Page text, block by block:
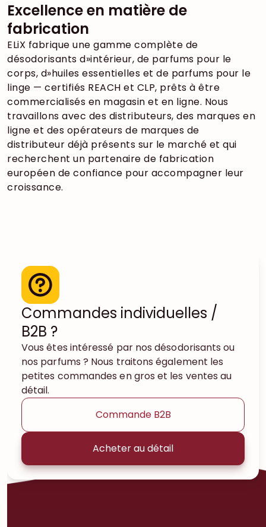
Excellence en matière de
fabrication
ELiX fabrique une gamme complète de
désodorisants d»intérieur, de parfums pour le
corps, d»huiles essentielles et de parfums pour le
linge — certifiés REACH et CLP, prêts à être
commercialisés en magasin et en ligne. Nous
travaillons avec des distributeurs, des marques en
ligne et des opérateurs de marques de
distributeur déjà présents sur le marché et qui
recherchent un partenaire de fabrication
européen de confiance pour accompagner leur
croissance.
Commandes individuelles /
B2B ?
Vous êtes intéressé par nos désodorisants ou
nos parfums ? Nous traitons également les
petites commandes en gros et les ventes au
détail.
Commande B2B
Acheter au détail